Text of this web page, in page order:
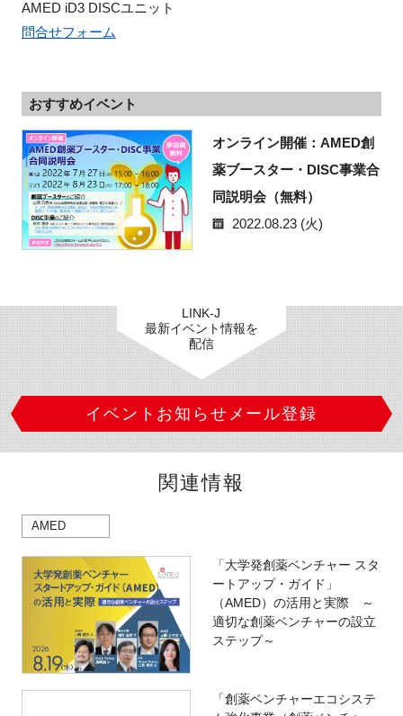
問合せフォーム
おすすめイベント
オンライン開催：AMED創
薬ブースター・DISC事業合
同説明会（無料）
2022.08.23 (火)
LINK-J
最新イベント情報を
配信
イベントお知らせメール登録
関連情報
AMED
「大学発創薬ベンチャー スタ
ートアップ・ガイド」
（AMED）の活用と実際 ～
適切な創薬ベンチャーの設立
ステップ～
「創薬ベンチャーエコシステ